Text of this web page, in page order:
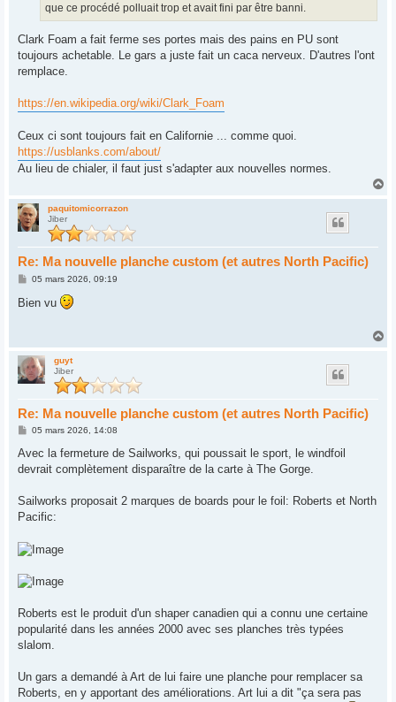
que ce procédé polluait trop et avait fini par être banni.
Clark Foam a fait ferme ses portes mais des pains en PU sont
toujours achetable. Le gars a juste fait un caca nerveux. D'autres l'ont
remplace.
https://en.wikipedia.org/wiki/Clark_Foam
Ceux ci sont toujours fait en Californie ... comme quoi.
https://usblanks.com/about/
Au lieu de chialer, il faut just s'adapter aux nouvelles normes.
paquitomicorrazon
Jiber
Re: Ma nouvelle planche custom (et autres North Pacific)
M
s
s
05 mars 2026, 09:19
Bien vu
a
guyt
Jiber
Re: Ma nouvelle planche custom (et autres North Pacific)
M
s
a
05 mars 2026, 14:08
Avec la fermeture de Sailworks, qui poussait le sport, le windfoil
devrait complètement disparaître de la carte à The Gorge.
Sailworks proposait 2 marques de boards pour le foil: Roberts et North
Pacific:
Roberts est le produit d'un shaper canadien qui a connu une certaine
popularité dans les années 2000 avec ses planches très typées
slalom.
Un gars a demandé à Art de lui faire une planche pour remplacer sa
Roberts, en y apportant des améliorations. Art lui a dit "ça sera pas